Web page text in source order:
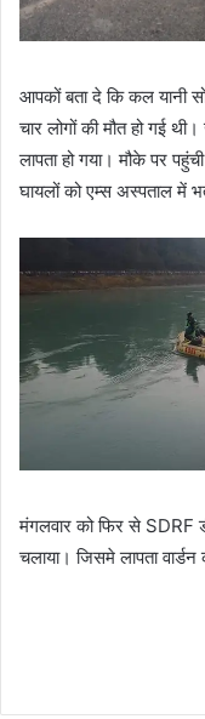
आपकों बता दे कि कल यानी
चार लोगों की मौत हो गई
लापता हो गया। मौके पर
घायलों को एम्स अस्पताल में
मंगलवार को फिर से SDRF
चलाया। जिसमे लापता